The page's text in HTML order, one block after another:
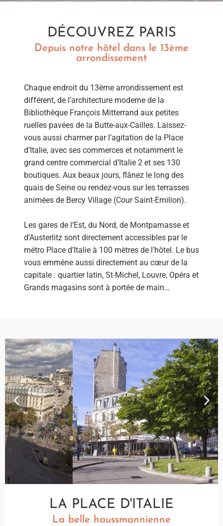
DÉCOUVREZ PARIS
Depuis notre hôtel dans le 13ème
arrondissement
Chaque endroit du 13ème arrondissement est
différent, de l’architecture moderne de la
Bibliothèque François Mitterrand aux petites
ruelles pavées de la Butte-aux-Cailles. Laissez-
vous aussi charmer par l’agitation de la Place
d’Italie, avec ses commerces et notamment le
grand centre commercial d’Italie 2 et ses 130
boutiques. Aux beaux jours, flânez le long des
quais de Seine ou rendez-vous sur les terrasses
animées de Bercy Village (Cour Saint-Emilion).
Les gares de l’Est, du Nord, de Montparnasse et
d’Austerlitz sont directement accessibles par le
métro Place d’Italie à 100 mètres de l’hôtel. Le bus
vous emmène aussi directement au cœur de la
capitale : quartier latin, St-Michel, Louvre, Opéra et
Grands magasins sont à portée de main…
LA PLACE D'ITALIE
La belle haussmannienne